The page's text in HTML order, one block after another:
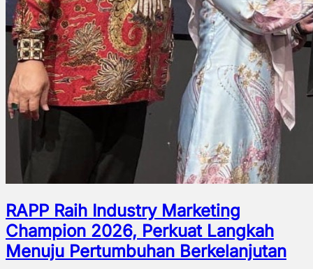
RAPP Raih Industry Marketing
Champion 2026, Perkuat Langkah
Menuju Pertumbuhan Berkelanjutan